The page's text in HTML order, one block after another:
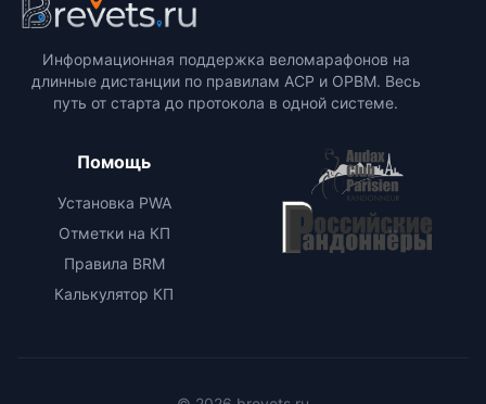
Информационная поддержка веломарафонов на
длинные дистанции по правилам ACP и ОРВМ. Весь
путь от старта до протокола в одной системе.
Помощь
Установка PWA
Отметки на КП
Правила BRM
Калькулятор КП